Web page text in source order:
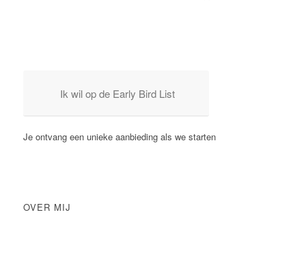
Ik wil op de Early Bird List
Je ontvang een unieke aanbieding als we starten
OVER MIJ